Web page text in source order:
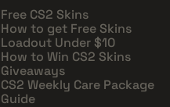
Free CS2 Skins
How to get Free Skins
Loadout Under $10
How to Win CS2 Skins
Giveaways
CS2 Weekly Care Package
Guide